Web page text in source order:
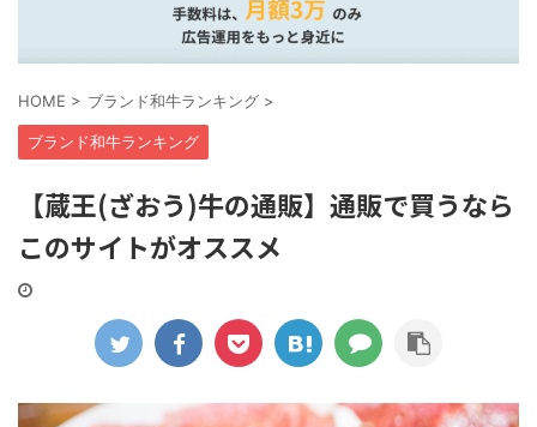
HOME > ブランド和牛ランキング >
ブランド和牛ランキング
【蔵王(ざおう)牛の通販】通販で買うなら
このサイトがオススメ